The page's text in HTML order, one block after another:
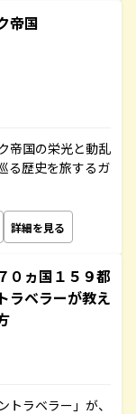
帝国
帝国の栄光と動乱
る歴史を旅するガ
詳細を見る
０ヵ国１５９都
ラベラーが教え
ラベラー」が、